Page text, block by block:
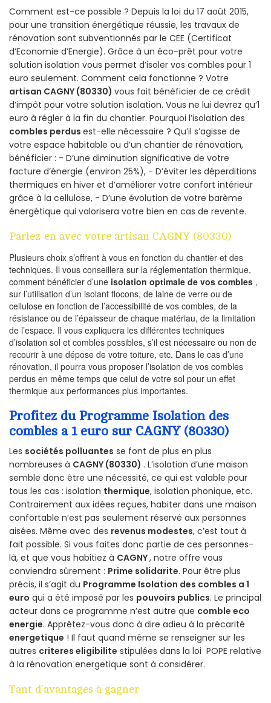
Comment est-ce possible ? Depuis la loi du 17 août 2015,
pour une transition énergétique réussie, les travaux de
rénovation sont subventionnés par le CEE (Certificat
d’Economie d’Energie). Grâce à un éco-prêt pour votre
solution isolation vous permet d’isoler vos combles pour 1
euro seulement. Comment cela fonctionne ? Votre
artisan CAGNY (80330) vous fait bénéficier de ce crédit
d’impôt pour votre solution isolation. Vous ne lui devrez qu’1
euro à régler à la fin du chantier. Pourquoi l’isolation des
combles perdus est-elle nécessaire ? Qu’il s’agisse de
votre espace habitable ou d’un chantier de rénovation,
bénéficier : - D’une diminution significative de votre
facture d’énergie (environ 25%), - D’éviter les déperditions
thermiques en hiver et d’améliorer votre confort intérieur
grâce à la cellulose, - D’une évolution de votre barème
énergétique qui valorisera votre bien en cas de revente.
Parlez-en avec votre artisan CAGNY (80330)
Plusieurs choix s’offrent à vous en fonction du chantier et des
techniques. Il vous conseillera sur la réglementation thermique,
comment bénéficier d’une isolation optimale de vos combles ,
sur l’utilisation d’un isolant flocons, de laine de verre ou de
cellulose en fonction de l’accessibilité de vos combles, de la
résistance ou de l’épaisseur de chaque matériau, de la limitation
de l’espace. Il vous expliquera les différentes techniques
d’isolation sol et combles possibles, s’il est nécessaire ou non de
recourir à une dépose de votre toiture, etc. Dans le cas d’une
rénovation, il pourra vous proposer l’isolation de vos combles
perdus en même temps que celui de votre sol pour un effet
thermique aux performances plus importantes.
Profitez du Programme Isolation des
combles a 1 euro sur CAGNY (80330)
Les sociétés polluantes se font de plus en plus
nombreuses à CAGNY (80330) . L’isolation d’une maison
semble donc être une nécessité, ce qui est valable pour
tous les cas : isolation thermique, isolation phonique, etc.
Contrairement aux idées reçues, habiter dans une maison
confortable n’est pas seulement réservé aux personnes
aisées. Même avec des revenus modestes, c’est tout à
fait possible. Si vous faites donc partie de ces personnes-
là, et que vous habitiez à CAGNY, notre offre vous
conviendra sûrement : Prime solidarite. Pour être plus
précis, il s’agit du Programme Isolation des combles a 1
euro qui a été imposé par les pouvoirs publics. Le principal
acteur dans ce programme n’est autre que comble eco
energie. Apprêtez-vous donc à dire adieu à la précarité
energetique ! Il faut quand même se renseigner sur les
autres criteres eligibilite stipulées dans la loi POPE relative
à la rénovation energetique sont à considérer.
Tant d’avantages à gagner